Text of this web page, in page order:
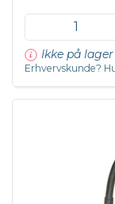
Ikke på
Erhvervskunde?